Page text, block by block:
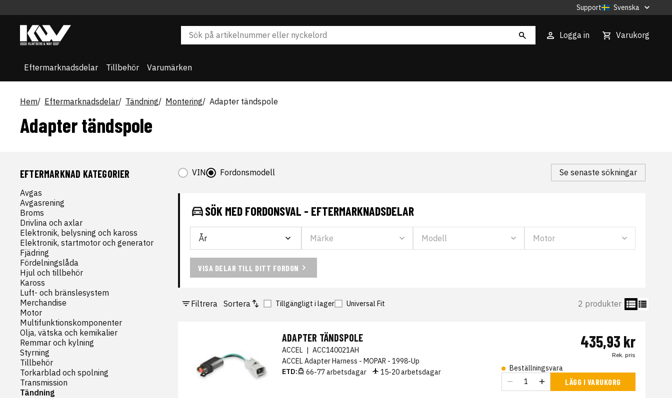
Support Svenska
Logga in Varukorg
Eftermarknadsdelar Tillbehör Varumärken
Hem Eftermarknadsdelar Tändning Montering Adapter tändspole
Adapter tändspole
EFTERMARKNAD KATEGORIER
Avgas
Avgasrening
Broms
Drivlina och axlar
Elektronik, belysning och kaross
Elektronik, startmotor och generator
Fjädring
Fördelningslåda
Hjul och tillbehör
Kaross
Luft- och bränslesystem
Merchandise
Motor
Multifunktionskomponenter
Olja, vätska och kemikalier
Remmar och kylning
Styrning
Tillbehör
Torkarblad och spolning
Transmission
Tändning
VIN Fordonsmodell Se senaste sökningar
SÖK MED FORDONSVAL - EFTERMARKNADSDELAR
VISA DELAR TILL DITT FORDON
Filtrera Sortera Tillgängligt i lager Universal Fit 2 produkter
ADAPTER TÄNDSPOLE
ACCEL | ACC140021AH
ACCEL Adapter Harness - MOPAR - 1998-Up
ETD:
66-77 arbetsdagar 15-20 arbetsdagar
435,93 kr
Rek. pris
Beställningsvara
LÄGG I VARUKORG